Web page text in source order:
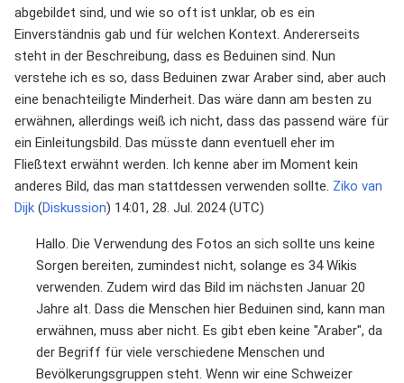
abgebildet sind, und wie so oft ist unklar, ob es ein
Einverständnis gab und für welchen Kontext. Andererseits
steht in der Beschreibung, dass es Beduinen sind. Nun
verstehe ich es so, dass Beduinen zwar Araber sind, aber auch
eine benachteiligte Minderheit. Das wäre dann am besten zu
erwähnen, allerdings weiß ich nicht, dass das passend wäre für
ein Einleitungsbild. Das müsste dann eventuell eher im
Fließtext erwähnt werden. Ich kenne aber im Moment kein
anderes Bild, das man stattdessen verwenden sollte. Ziko van
Dijk (Diskussion) 14:01, 28. Jul. 2024 (UTC)
Hallo. Die Verwendung des Fotos an sich sollte uns keine
Sorgen bereiten, zumindest nicht, solange es 34 Wikis
verwenden. Zudem wird das Bild im nächsten Januar 20
Jahre alt. Dass die Menschen hier Beduinen sind, kann man
erwähnen, muss aber nicht. Es gibt eben keine "Araber", da
der Begriff für viele verschiedene Menschen und
Bevölkerungsgruppen steht. Wenn wir eine Schweizer